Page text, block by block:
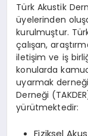
Türk Akustik
üyelerinden
kurulmuştur.
çalışan,
iletişim ve iş
konularda
uyarmak
Derneği
yürütmektedir: